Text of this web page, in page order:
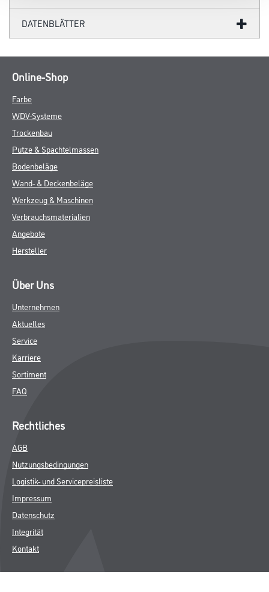
DATENBLÄTTER
Online-Shop
Farbe
WDV-Systeme
Trockenbau
Putze & Spachtelmassen
Bodenbeläge
Wand- & Deckenbeläge
Werkzeug & Maschinen
Verbrauchsmaterialien
Angebote
Hersteller
Über Uns
Unternehmen
Aktuelles
Service
Karriere
Sortiment
FAQ
Rechtliches
AGB
Nutzungsbedingungen
Logistik- und Servicepreisliste
Impressum
Datenschutz
Integrität
Kontakt